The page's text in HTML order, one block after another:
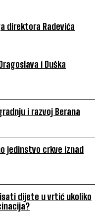
direktora Radevića
i Duška
i razvoj Berana
jedinstvo crkve iznad
dijete u vrtić ukoliko